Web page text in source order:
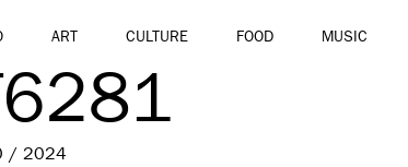
ART CULTURE FOOD MUSIC
/ 2024